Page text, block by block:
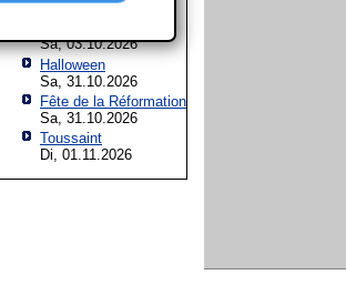
Sa, 03.10.2026
Halloween
Sa, 31.10.2026
Fête de la Réformation
Sa, 31.10.2026
Toussaint
Di, 01.11.2026